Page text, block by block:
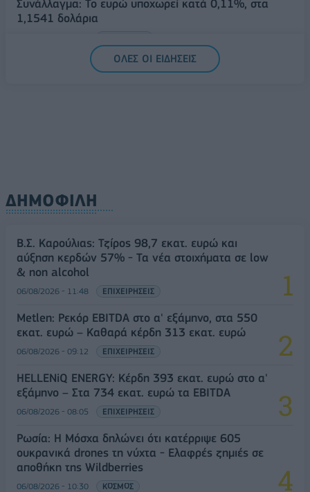
Συνάλλαγμα: Το ευρώ υποχωρεί κατά 0,11%, στα
1,1541 δολάρια
ΟΛΕΣ ΟΙ ΕΙΔΗΣΕΙΣ
ΔΗΜΟΦΙΛΗ
Β.Σ. Καρούλιας: Τζίρος 98,7 εκατ. ευρώ και
αύξηση κερδών 57% - Τα νέα στοιχήματα σε low
& non alcohol
06/08/2026 - 11:48 ΕΠΙΧΕΙΡΗΣΕΙΣ
Metlen: Ρεκόρ EBITDA στο α' εξάμηνο, στα 550
εκατ. ευρώ – Καθαρά κέρδη 313 εκατ. ευρώ
06/08/2026 - 09:12 ΕΠΙΧΕΙΡΗΣΕΙΣ
HELLENiQ ENERGY: Κέρδη 393 εκατ. ευρώ στο α'
εξάμηνο – Στα 734 εκατ. ευρώ τα EBITDA
06/08/2026 - 08:05 ΕΠΙΧΕΙΡΗΣΕΙΣ
Ρωσία: Η Μόσχα δηλώνει ότι κατέρριψε 605
ουκρανικά drones τη νύχτα - Ελαφρές ζημιές σε
αποθήκη της Wildberries
06/08/2026 - 10:30 ΚΟΣΜΟΣ